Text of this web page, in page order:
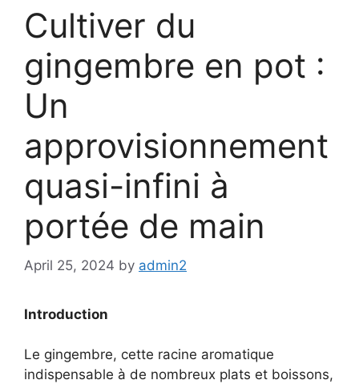
Cultiver du
gingembre en pot :
Un
approvisionnement
quasi-infini à
portée de main
April 25, 2024 by admin2
Introduction
Le gingembre, cette racine aromatique
indispensable à de nombreux plats et boissons,